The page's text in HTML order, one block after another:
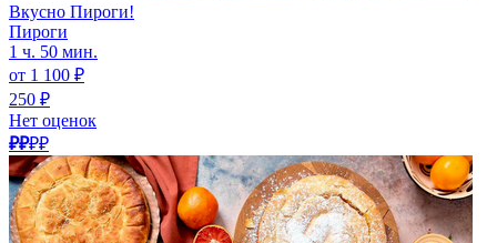
Вкусно Пироги!
Пироги
1 ч. 50 мин.
от 1 100 ₽
250 ₽
Нет оценок
₽₽₽₽